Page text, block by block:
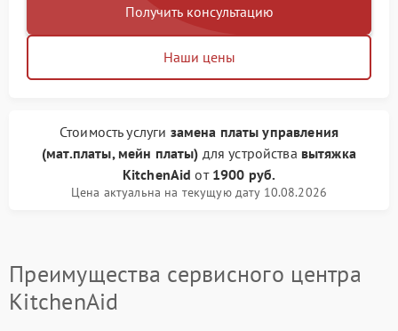
Получить консультацию
Наши цены
Стоимость услуги замена платы управления
(мат.платы, мейн платы) для устройства вытяжка
KitchenAid от 1900 руб.
Цена актуальна на текущую дату 10.08.2026
Преимущества сервисного центра
KitchenAid